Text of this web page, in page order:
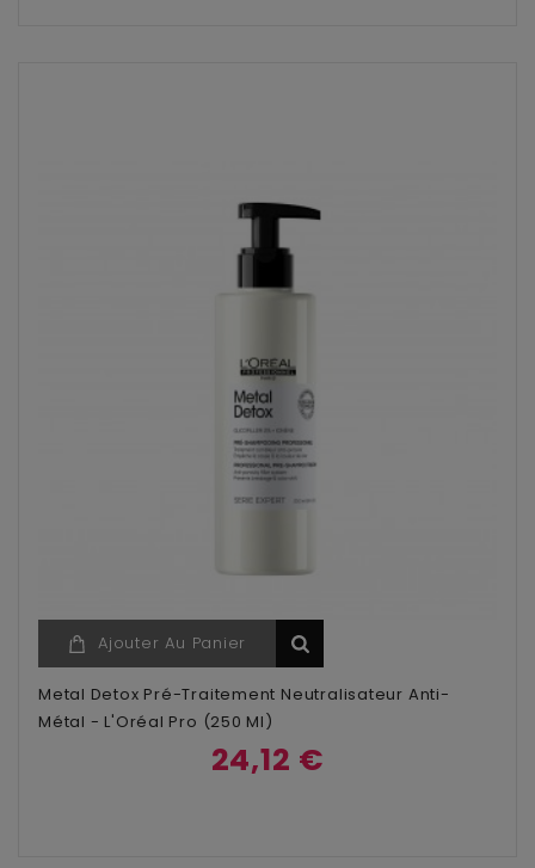
Ajouter Au Panier
Metal Detox Pré-Traitement Neutralisateur Anti-
Métal - L'Oréal Pro (250 Ml)
24,12 €